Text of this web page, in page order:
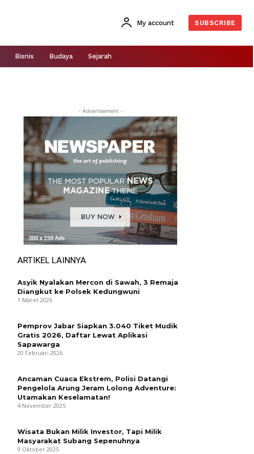
My account SUBSCRIBE
Bisnis Budaya Sejarah
- Advertisement -
ARTIKEL LAINNYA
Asyik Nyalakan Mercon di Sawah, 3 Remaja
Diangkut ke Polsek Kedungwuni
1 Maret 2026
Pemprov Jabar Siapkan 3.040 Tiket Mudik
Gratis 2026, Daftar Lewat Aplikasi
Sapawarga
20 Februari 2026
Ancaman Cuaca Ekstrem, Polisi Datangi
Pengelola Arung Jeram Lolong Adventure:
Utamakan Keselamatan!
4 November 2025
Wisata Bukan Milik Investor, Tapi Milik
Masyarakat Subang Sepenuhnya
9 Oktober 2025